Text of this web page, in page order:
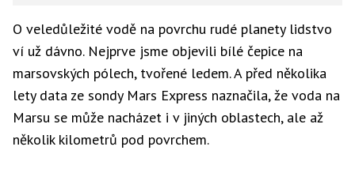
O veledůležité vodě na povrchu rudé planety lidstvo
ví už dávno. Nejprve jsme objevili bílé čepice na
marsovských pólech, tvořené ledem. A před několika
lety data ze sondy Mars Express naznačila, že voda na
Marsu se může nacházet i v jiných oblastech, ale až
několik kilometrů pod povrchem.